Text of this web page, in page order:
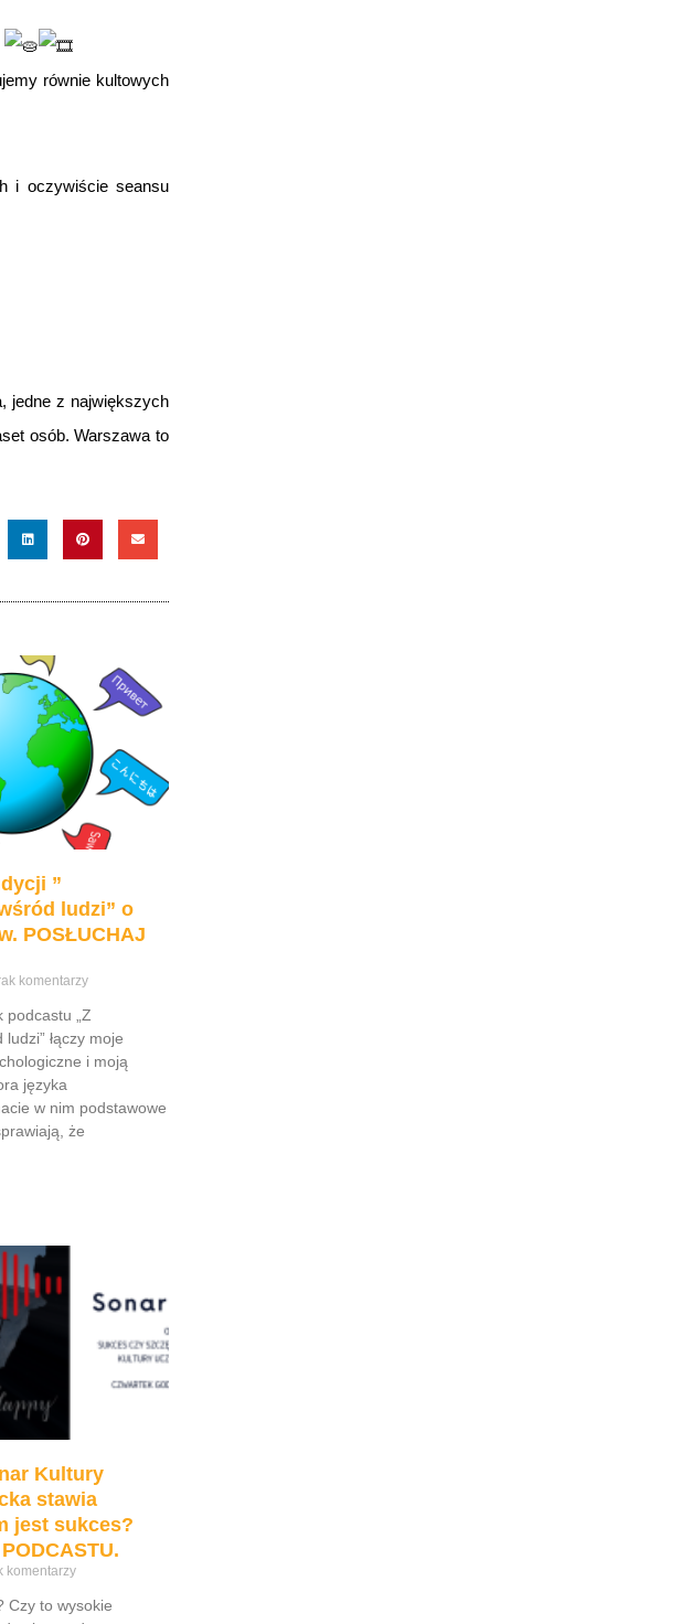
równie kultowych
i oczywiście seansu
jedne z największych
osób. Warszawa to
”
ludzi” o
POSŁUCHAJ
komentarzy
podcastu „Z
łączy moje
i moją
języka
w nim podstawowe
że
Kultury
stawia
jest sukces?
komentarzy
Czy to wysokie